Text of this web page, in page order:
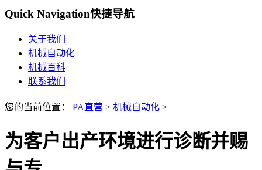
Quick Navigation快捷导航
关于我们
机械自动化
机械百科
联系我们
您的当前位置： PA直营 > 机械自动化 >
为客户出产环境进行诊断并赐